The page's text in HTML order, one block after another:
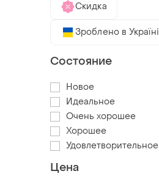
Скидка
Зроблено в Україні
Состояние
Новое
Идеальное
Очень хорошее
Хорошее
Удовлетворительное
Цена